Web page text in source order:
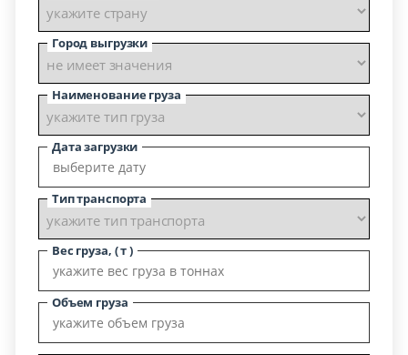
Город выгрузки
Наименование груза
Дата загрузки
Тип транспорта
Вес груза, ( т )
Объем груза